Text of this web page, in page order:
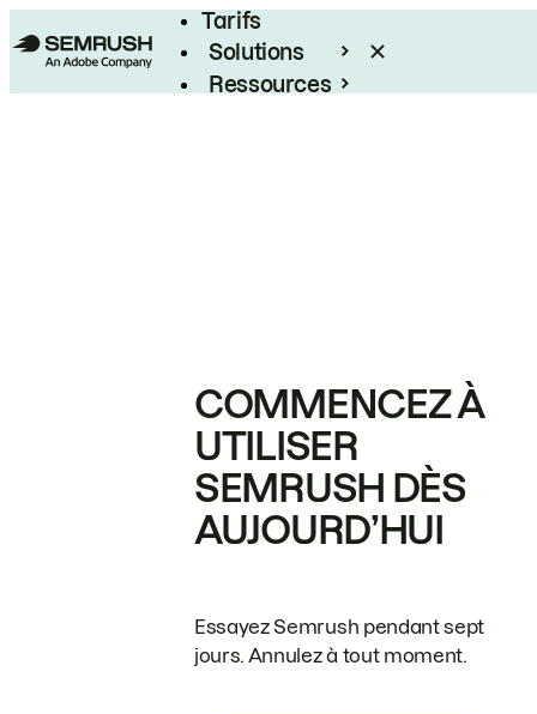
Tarifs
Solutions
Ressources
COMMENCEZ À
UTILISER
SEMRUSH DÈS
AUJOURD’HUI
Essayez Semrush pendant sept
jours. Annulez à tout moment.